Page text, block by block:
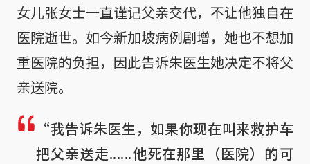
女儿张女士一直谨记父亲交代，不让他独自在
医院逝世。如今新加坡病例剧增，她也不想加
重医院的负担，因此告诉朱医生她决定不将父
亲送院。
“我告诉朱医生，如果你现在叫来救护车
把父亲送走......他死在那里（医院）的可